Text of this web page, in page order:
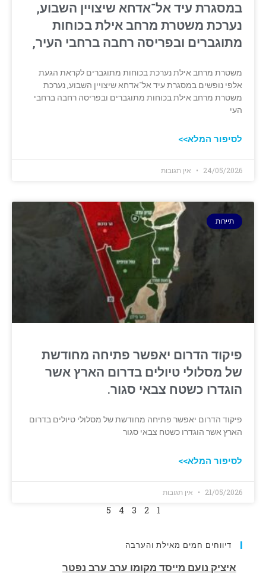
במסגרת עיד אל־אדחא שיצויין השבוע,
נערכת משטרת מרחב אילת בכוחות
מתוגברים ובפריסה רחבה ברחבי העיר,
משטרת מרחב אילת נערכת בכוחות מתוגברים לקראת הגעת
אלפי נופשים במסגרת עיד אל־אדחא שיצויין השבוע, נערכת
משטרת מרחב אילת בכוחות מתוגברים ובפריסה רחבה ברחבי
העי
לסיפור המלא>>
24/05/2026 אין תגובות
תיירות
פיקוד הדרום יאפשר פתיחה מחודשת
של מסלולי טיולים בדרום הארץ אשר
הוגדרו כשטח צבאי סגור.
פיקוד הדרום יאפשר פתיחה מחודשת של מסלולי טיולים בדרום
הארץ אשר הוגדרו כשטח צבאי סגור
לסיפור המלא>>
21/05/2026 אין תגובות
1
2
3
4
5
דיווחים חמים מאילת והערבה
הותר לפרסום שמו של חלל צה"ל שנפל בלבנון.